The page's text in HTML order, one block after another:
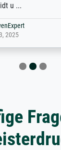
u ...
2025